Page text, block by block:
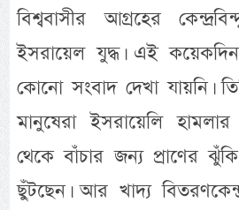
বিশ্ববাসীর আগ্রহের
ইসরায়েল যুদ্ধ। এই
কোনো সংবাদ দেখা যায়নি।
মানুষেরা ইসরায়েলি
থেকে বাঁচার জন্য প্রাণের
ছুঁটছেন। আর খাদ্য